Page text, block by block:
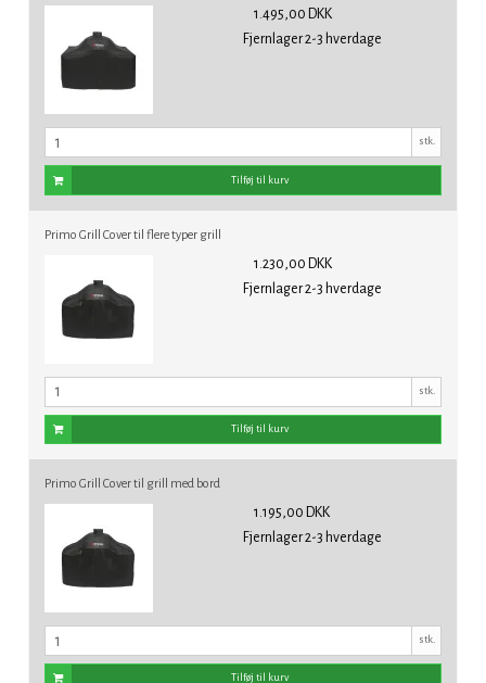
1.495,00 DKK
Fjernlager 2-3 hverdage
stk.
Tilføj til kurv
Primo Grill Cover til flere typer grill
1.230,00 DKK
Fjernlager 2-3 hverdage
stk.
Tilføj til kurv
Primo Grill Cover til grill med bord
1.195,00 DKK
Fjernlager 2-3 hverdage
stk.
Tilføj til kurv